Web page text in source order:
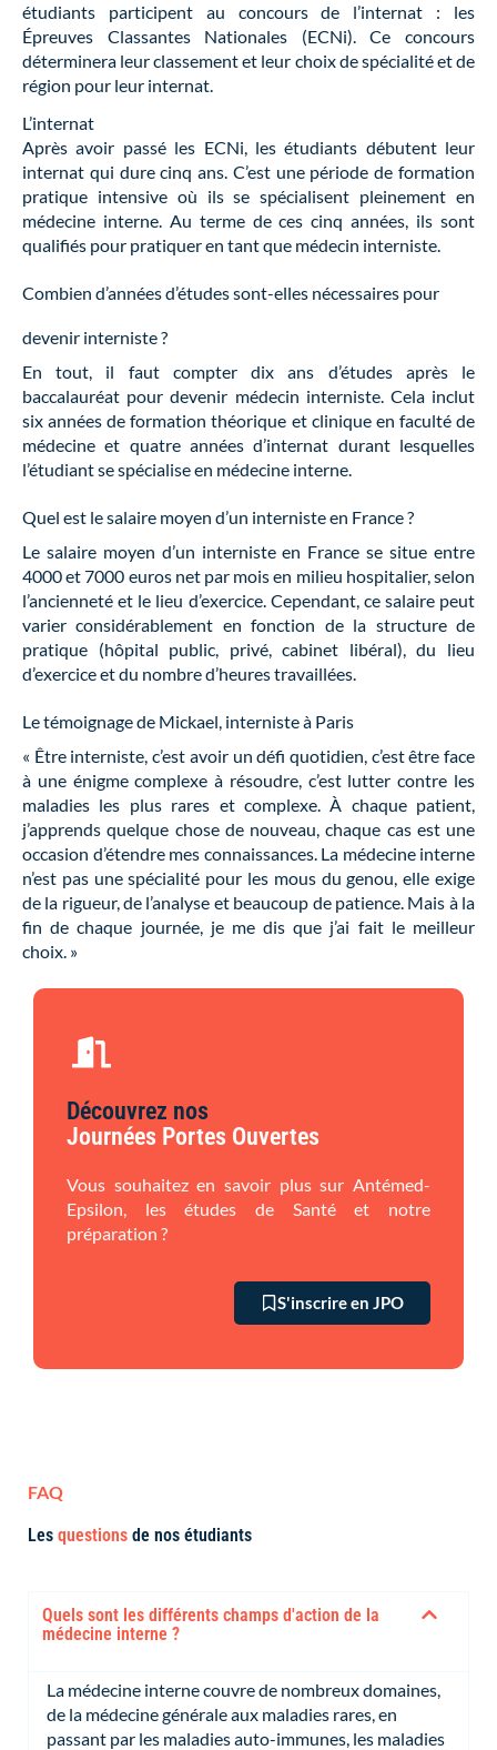
étudiants participent au concours de l’internat : les
Épreuves Classantes Nationales (ECNi). Ce concours
déterminera leur classement et leur choix de spécialité et de
région pour leur internat.
L’internat
Après avoir passé les ECNi, les étudiants débutent leur
internat qui dure cinq ans. C’est une période de formation
pratique intensive où ils se spécialisent pleinement en
médecine interne. Au terme de ces cinq années, ils sont
qualifiés pour pratiquer en tant que médecin interniste.
Combien d’années d’études sont-elles nécessaires pour
devenir interniste ?
En tout, il faut compter dix ans d’études après le
baccalauréat pour devenir médecin interniste. Cela inclut
six années de formation théorique et clinique en faculté de
médecine et quatre années d’internat durant lesquelles
l’étudiant se spécialise en médecine interne.
Quel est le salaire moyen d’un interniste en France ?
Le salaire moyen d’un interniste en France se situe entre
4000 et 7000 euros net par mois en milieu hospitalier, selon
l’ancienneté et le lieu d’exercice. Cependant, ce salaire peut
varier considérablement en fonction de la structure de
pratique (hôpital public, privé, cabinet libéral), du lieu
d’exercice et du nombre d’heures travaillées.
Le témoignage de Mickael, interniste à Paris
« Être interniste, c’est avoir un défi quotidien, c’est être face
à une énigme complexe à résoudre, c’est lutter contre les
maladies les plus rares et complexe. À chaque patient,
j’apprends quelque chose de nouveau, chaque cas est une
occasion d’étendre mes connaissances. La médecine interne
n’est pas une spécialité pour les mous du genou, elle exige
de la rigueur, de l’analyse et beaucoup de patience. Mais à la
fin de chaque journée, je me dis que j’ai fait le meilleur
choix. »
Découvrez nos
Journées Portes Ouvertes
Vous souhaitez en savoir plus sur Antémed-
Epsilon, les études de Santé et notre
préparation ?
S'inscrire en JPO
FAQ
Les questions de nos étudiants
Quels sont les différents champs d'action de la
médecine interne ?
La médecine interne couvre de nombreux domaines,
de la médecine générale aux maladies rares, en
passant par les maladies auto-immunes, les maladies